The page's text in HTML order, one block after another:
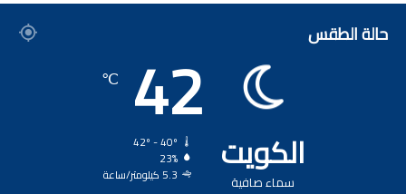
حالة الطقس
الكويت
سماء صافية
42
℃
23%
5.3 كيلومتر/ساعة